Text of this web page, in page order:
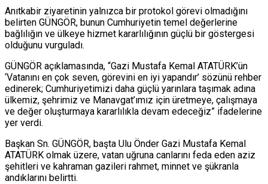
Anıtkabir ziyaretinin yalnızca bir protokol görevi olmadığını
belirten GÜNGÖR, bunun Cumhuriyetin temel değerlerine
bağlılığın ve ülkeye hizmet kararlılığının güçlü bir göstergesi
olduğunu vurguladı.
GÜNGÖR açıklamasında, “Gazi Mustafa Kemal ATATÜRK’ün
‘Vatanını en çok seven, görevini en iyi yapandır’ sözünü rehber
edinerek; Cumhuriyetimizi daha güçlü yarınlara taşımak adına
ülkemiz, şehrimiz ve Manavgat’ımız için üretmeye, çalışmaya
ve değer oluşturmaya kararlılıkla devam edeceğiz” ifadelerine
yer verdi.
Başkan Sn. GÜNGÖR, başta Ulu Önder Gazi Mustafa Kemal
ATATÜRK olmak üzere, vatan uğruna canlarını feda eden aziz
şehitleri ve kahraman gazileri rahmet, minnet ve şükranla
andıklarını belirtti.